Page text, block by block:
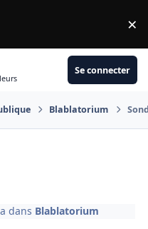
×
Se connecter
Blablatorium
dans Blablatorium